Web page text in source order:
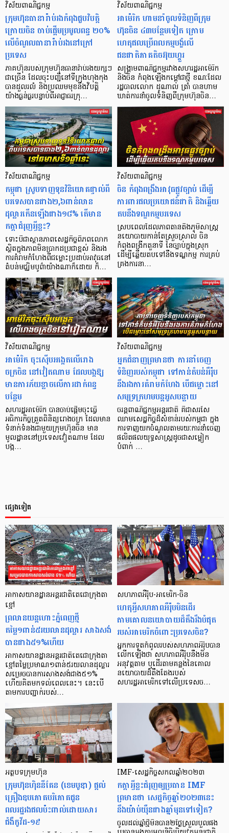
វិស័យពាណិជ្ជកម្ម
ក្រុមហ៊ុនធានារ៉ាប់រងកំពុងជួបវិបត្តិ
ក្រោយចិន ចាប់ផ្តើមប្រមូលពន្ធ ២០%
លើចំណូលធានារ៉ាប់រងនៅក្រៅ
ប្រទេស
ភាគហ៊ុនរបស់ក្រុមហ៊ុនធានារ៉ាប់រងយក្សៗ
ជាច្រើន ដែលចុះបញ្ជីនៅទីក្រុងហុងកុង
បានដួលរលំ និងប្រឈមមុខនឹងវិបត្តិ
យ៉ាងធ្ងន់ធ្ងរបន្ទាប់ពីអាជ្ញាធរក្រុ…
វិស័យពាណិជ្ជកម្ម
អាម៉េរិក ហាមនាំចូលទំនិញពីក្រុម
ហ៊ុនចិន ៤៣បន្ថែមទៀត ក្រោម
ហេតុផលប្រើពលកម្មបង្ខំលើ
ជនជាតិភាគតិចអ៊ុយហ្គួរ
សង្គ្រាមពាណិជ្ជកម្មរវាងសហរដ្ឋអាម៉េរិក
និងចិន កំពុងឡើងកម្តៅជាថ្មី ខណៈដែល
រដ្ឋបាល​លោក ដូណាល់ ត្រាំ បានហាម
ឃាត់ការនាំចូលទំនិញពីក្រុមហ៊ុនចិន…
វិស័យពាណិជ្ជកម្ម
កម្ពុជា ស្រូបទាញទុនវិនិយោគផ្ទាល់ពី
បរទេសបានជាង២,៦ពាន់លាន
ដុល្លារកើនឡើងជាង១៨%​ តើមាន
កត្តាជំរុញអ្វីខ្លះ?
ទោះបីជាស្ថានភាពសេដ្ឋកិច្ចពិភពលោក
ស្ថិតក្នុងភាពមិនប្រាកដប្រជាខ្ពស់ និងរង
ការគំរាមកំហែងពីជម្លោះប្រដាប់អាវុធនៅ
តំបន់មជ្ឈិមបូព៌ាយ៉ាងណាក៏ដោយ ក៏…
វិស័យពាណិជ្ជកម្ម
ចិន កំពុងពង្រឹងអាវុធផ្លូវច្បាប់ ដើម្បី
ការពារផលប្រយោជន៍ជាតិ និងឆ្លើយ
តបនឹងទណ្ឌកម្មបរទេស
ស្របពេលដែលភាពតានតឹងភូមិសាស្ត្រ
នយោបាយកាន់តែស្រួចស្រាល់ ចិន
កំពុងពង្រីកតួនាទី នៃច្បាប់ក្នុងស្រុក
ដើម្បីឆ្លើយតបទៅនឹងទណ្ឌកម្ម ការគ្រប់
គ្រងការនា…
វិស័យពាណិជ្ជកម្ម
អាម៉េរិក ចុះស៊ើបអង្កេតលើរោង
ចក្រចិន នៅវៀតណាម ដែលបង្កឱ្យ
មានការភ័យខ្លាចលើការដាក់ពន្ធ
បន្ថែម
សហរដ្ឋអាម៉េរិក បាន​ចាប់ផ្តើមចុះធ្វើ
អធិការកិច្ចត្រួតពិនិត្យរោងចក្រ ដែលមាន
ទំនាក់ទំនងជាមួយក្រុមហ៊ុនចិន​ មាន
មូលដ្ឋាននៅប្រទេសវៀតណាម ដែល​
បង្ក…
វិស័យពាណិជ្ជកម្ម
អ្នកជំនាញព្រមានថា ការនាំចេញ
ទំនិញរបស់កម្ពុជា ទៅកាន់តំបន់អឺរ៉ុប
នឹងរងការគំរាមកំហែង បើជម្លោះនៅ
សមុទ្រក្រហមបន្តអូសបន្លាយ
ចរន្តពាណិជ្ជកម្មអន្តរជាតិ គឺជាសរសៃ
ឈាមសេដ្ឋកិច្ចដ៏សំខាន់របស់កម្ពុជា ក្នុង
ការទាញយកចំណូលតាមរយៈការនាំចេញ
ផលិតផលយុទ្ធសាស្ត្រដូចជាសម្លៀក
បំពាក់ …
ផ្សេងទៀត
អាកាសយានដ្ឋានអន្តរជាតិតេជោក្រុងតា
ខ្មៅ
ព្រលានយន្តហោះភ្នំពេញថ្មី
តម្លៃ១ពាន់៥រយលានដុល្លារ សាងសង់
បានជាង៥១%ហើយ
អាកាសយានដ្ឋានអន្តរជាតិតេជោក្រុងតា
ខ្មៅតម្លៃប្រមាណ១ពាន់៥រយលានដុល្លារ
សម្រេចបានការសាងសង់ជាង៥១%
ហើយគិតមកទល់ពេលនេះ។ នេះបើ
តាមការបញ្ជាក់របស់…
សហភាពអឺរ៉ុប-អាមេរិក-ចិន
ហេតុអ្វីសហភាពអឺរ៉ុបមិនដើរ
តាមគោលនយោបាយដ៏តឹងរឹងបំផុត
របស់អាមេរិកចំពោះប្រទេសចិន?
អ្នកការទូតកំពូលរបស់សហភាពអឺរ៉ុបបាន
លើកឡើងថា សហភាពអឺរ៉ុបនឹងមិន
អនុវត្តតាម ឬដើរតាមគន្លងនៃគោល
នយោបាយដ៏តឹងតែងរបស់
សហរដ្ឋអាមេរិកទៅលើប្រទេសច…
អត្ថបទក្រុមហ៊ុន
ក្រុមហ៊ុនហ៊ិននីគែន (ខេមបូឌា) ផ្តល់
គ្រឿងឧបភោគបរិភោគជូន
ពលរដ្ឋរងផលប៉ះពាល់ដោយសារ
ជំងឺកូវីដ-១៩
IMF-សេដ្ឋកិច្ចសកលឆ្នាំ២០២៣
កត្តាអ្វីខ្លះជំរុញឲ្យប្រធាន IMF
ព្រមានថា សេដ្ឋកិច្ចឆ្នាំ២០២៣នេះ
នឹងយ៉ាប់យ៉ឺនជាងឆ្នាំមុនទៅទៀត?
ចូលដល់ឆ្នាំថ្មីមិនបាន២ថ្ងៃស្រួលបួលផង